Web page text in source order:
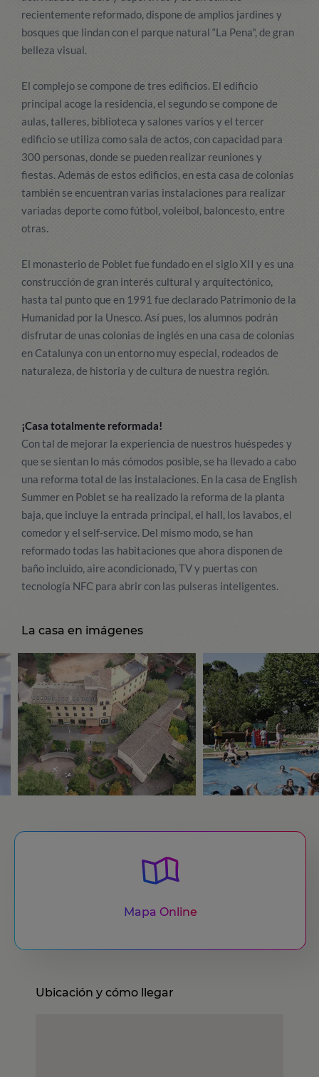
recientemente reformado, dispone de amplios jardines y
bosques que lindan con el parque natural “La Pena", de gran
belleza visual.
El complejo se compone de tres edificios. El edificio
principal acoge la residencia, el segundo se compone de
aulas, talleres, biblioteca y salones varios y el tercer
edificio se utiliza como sala de actos, con capacidad para
300 personas, donde se pueden realizar reuniones y
fiestas. Además de estos edificios, en esta casa de colonias
también se encuentran varias instalaciones para realizar
variadas deporte como fútbol, voleibol, baloncesto, entre
otras.
El monasterio de Poblet fue fundado en el siglo XII y es una
construcción de gran interés cultural y arquitectónico,
hasta tal punto que en 1991 fue declarado Patrimonio de la
Humanidad por la Unesco. Así pues, los alumnos podrán
disfrutar de unas colonias de inglés en una casa de colonias
en Catalunya con un entorno muy especial, rodeados de
naturaleza, de historia y de cultura de nuestra región.
¡Casa totalmente reformada!
Con tal de mejorar la experiencia de nuestros huéspedes y
que se sientan lo más cómodos posible, se ha llevado a cabo
una reforma total de las instalaciones. En la casa de English
Summer en Poblet se ha realizado la reforma de la planta
baja, que incluye la entrada principal, el hall, los lavabos, el
comedor y el self-service. Del mismo modo, se han
reformado todas las habitaciones que ahora disponen de
baño incluido, aire acondicionado, TV y puertas con
tecnología NFC para abrir con las pulseras inteligentes.
La casa en imágenes
Mapa Online
Ubicación y cómo llegar